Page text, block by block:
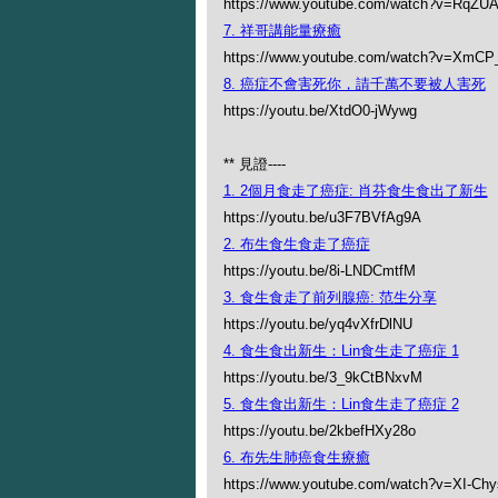
https://www.youtube.com/
7. 祥哥講能量療癒
https://www.youtube.com/
8. 癌症不會害死你，請千萬不要被人害死
https://youtu.be/XtdO0-jWywg
** 見證----
1. 2個月食走了癌症: 肖芬食生食出了新生
https://youtu.be/u3F7BVfAg9A
2. 布生食生食走了癌症
https://youtu.be/8i-LNDCmtfM
3. 食生食走了前列腺癌: 范生分享
https://youtu.be/yq4vXfrDlNU
4. 食生食出新生：Lin食生走了癌症 1
https://youtu.be/3_9kCtBNxvM
5. 食生食出新生：Lin食生走了癌症 2
https://youtu.be/2kbefHXy28o
6. 布先生肺癌食生療癒
https://www.youtube.com/watch?v=XI-